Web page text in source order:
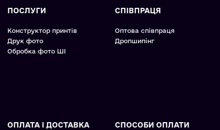
ПОСЛУГИ
Конструктор принтів
Друк фото
Обробка фото ШІ
СПІВПРАЦЯ
Оптова співпраця
Дропшипінг
ОПЛАТА І ДОСТАВКА СПОСОБИ ОПЛАТИ